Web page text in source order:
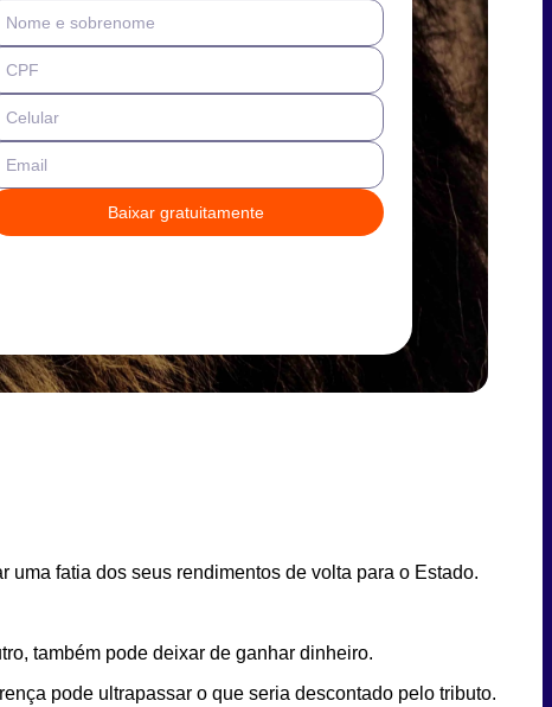
Nome e sobrenome
CPF
Celular
Email
Baixar gratuitamente
fatia dos seus rendimentos de volta para o Estado.
também pode deixar de ganhar dinheiro.
pode ultrapassar o que seria descontado pelo tributo.